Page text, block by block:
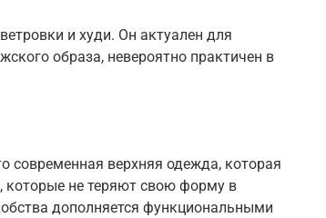
и худи. Он актуален для
образа, невероятно практичен в
современная верхняя одежда, которая
которые не теряют свою форму в
дополняется функциональными